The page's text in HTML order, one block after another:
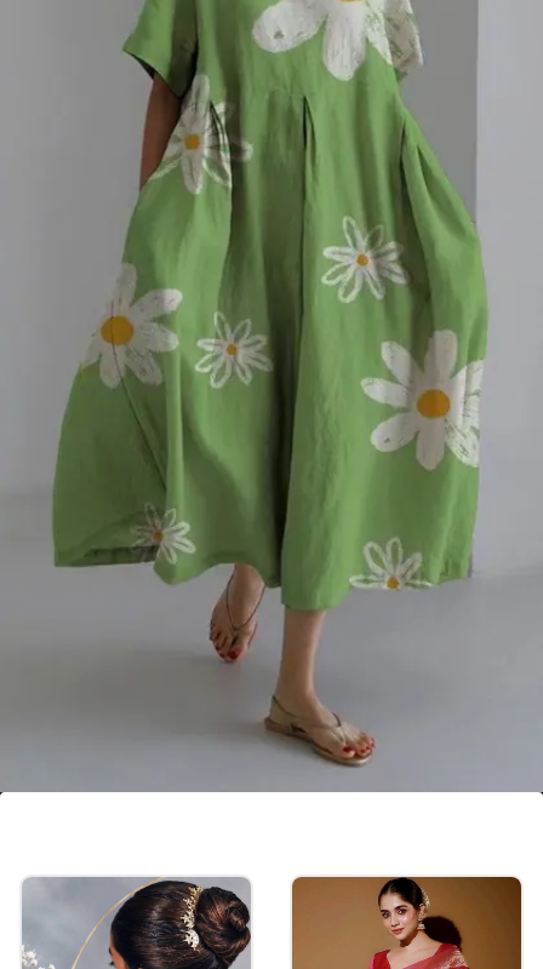
Image credits: Gemini AI
कॉटन फैब्रिक में आप इस तरह की सादा सिंपल सिंगल कलर्ड 1-2
फ्लोवर प्रिंट ड्रेस भी ले सकती हैं। ये आपको ऑनलाइन 300 से
500 रुपए के बजट में मिल जाएगी।